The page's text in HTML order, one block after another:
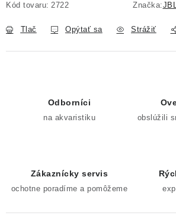
Kód tovaru: 2722 Značka:
Tlač Opýtať sa Strážiť
Odborníci
na akvaristiku obslúžili
Zákaznícky servis
ochotne poradíme a pomôžeme